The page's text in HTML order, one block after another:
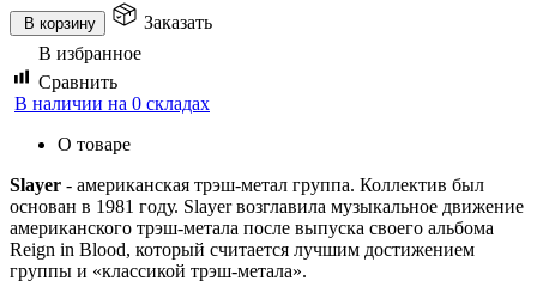
В корзину
Заказать
В избранное
Сравнить
В наличии на 0 складах
О товаре
Slayer - американская трэш-метал группа. Коллектив был
основан в 1981 году. Slayer возглавила музыкальное движение
американского трэш-метала после выпуска своего альбома
Reign in Blood, который считается лучшим достижением
группы и «классикой трэш-метала».